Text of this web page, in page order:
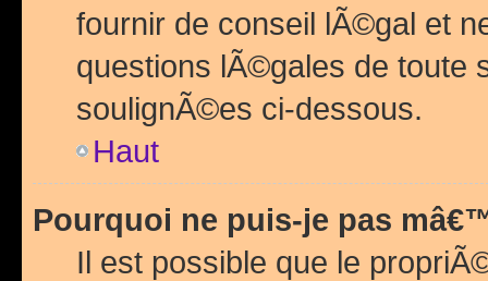
fournir de conseil lÃ©gal et
questions lÃ©gales de
soulignÃ©es ci-dessous.
Haut
Pourquoi ne puis-je pas
Il est possible que le